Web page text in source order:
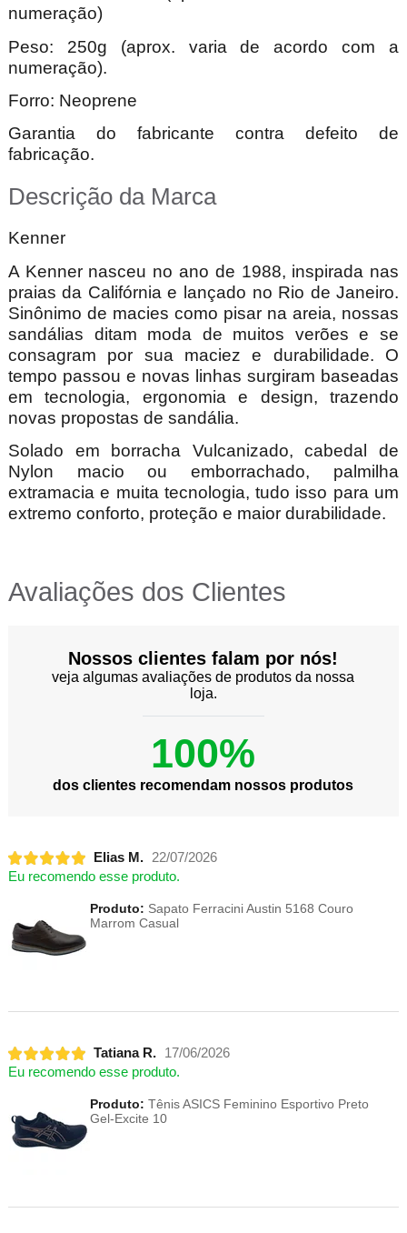
numeração)
Peso: 250g (aprox. varia de acordo com a
numeração).
Forro: Neoprene
Garantia do fabricante contra defeito de
fabricação.
Descrição da Marca
Kenner
A Kenner nasceu no ano de 1988, inspirada nas
praias da Califórnia e lançado no Rio de Janeiro.
Sinônimo de macies como pisar na areia, nossas
sandálias ditam moda de muitos verões e se
consagram por sua maciez e durabilidade. O
tempo passou e novas linhas surgiram baseadas
em tecnologia, ergonomia e design, trazendo
novas propostas de sandália.
Solado em borracha Vulcanizado, cabedal de
Nylon macio ou emborrachado, palmilha
extramacia e muita tecnologia, tudo isso para um
extremo conforto, proteção e maior durabilidade.
Avaliações dos Clientes
Nossos clientes falam por nós!
veja algumas avaliações de produtos da nossa
loja.
100%
dos clientes recomendam nossos produtos
Elias M.
22/07/2026
Eu recomendo esse produto.
Produto: Sapato Ferracini Austin 5168 Couro
Marrom Casual
Tatiana R.
17/06/2026
Eu recomendo esse produto.
Produto: Tênis ASICS Feminino Esportivo Preto
Gel-Excite 10